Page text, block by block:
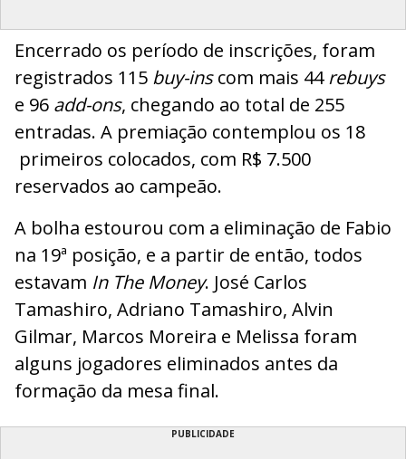
Encerrado os período de inscrições, foram
registrados 115 buy-inscom mais 44rebuys
e 96 add-ons, chegando ao total de 255
entradas. A premiação contemplou os 18
primeiros colocados, com R$ 7.500
reservados ao campeão.
A bolha estourou com a eliminação de Fabio
na 19ª posição, e a partir de então, todos
estavam In The Money. José Carlos
Tamashiro, Adriano Tamashiro, Alvin
Gilmar, Marcos Moreira e Melissa foram
alguns jogadores eliminados antes da
formação da mesa final.
PUBLICIDADE